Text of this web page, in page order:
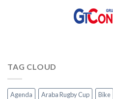
TAG CLOUD
Agenda Araba Rugby Cup Bike